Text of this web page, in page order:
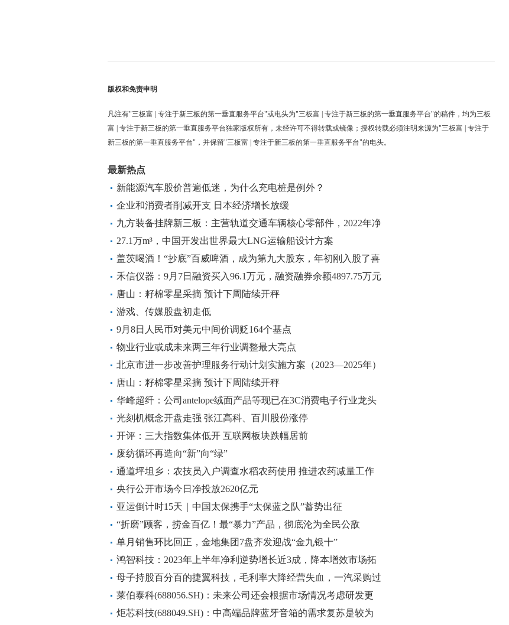
版权和免责申明
凡注有"三板富 | 专注于新三板的第一垂直服务平台"或电头为"三板富 | 专注于新三板的第一垂直服务平台"的稿件，均为三板
富 | 专注于新三板的第一垂直服务平台独家版权所有，未经许可不得转载或镜像；授权转载必须注明来源为"三板富 | 专注于
新三板的第一垂直服务平台"，并保留"三板富 | 专注于新三板的第一垂直服务平台"的电头。
最新热点
新能源汽车股价普遍低迷，为什么充电桩是例外？
企业和消费者削减开支 日本经济增长放缓
九方装备挂牌新三板：主营轨道交通车辆核心零部件，2022年净
利6754万元
27.1万m³，中国开发出世界最大LNG运输船设计方案
盖茨喝酒！“抄底”百威啤酒，成为第九大股东，年初刚入股了喜
力啤酒
禾信仪器：9月7日融资买入96.1万元，融资融券余额4897.75万元
唐山：籽棉零星采摘 预计下周陆续开秤
游戏、传媒股盘初走低
9月8日人民币对美元中间价调贬164个基点
物业行业或成未来两三年行业调整最大亮点
北京市进一步改善护理服务行动计划实施方案（2023—2025年）
唐山：籽棉零星采摘 预计下周陆续开秤
华峰超纤：公司antelope绒面产品等现已在3C消费电子行业龙头
客户得以应用
光刻机概念开盘走强 张江高科、百川股份涨停
开评：三大指数集体低开 互联网板块跌幅居前
废纺循环再造向“新”向“绿”
通道坪坦乡：农技员入户调查水稻农药使用 推进农药减量工作
央行公开市场今日净投放2620亿元
亚运倒计时15天｜中国太保携手“太保蓝之队”蓄势出征
“折磨”顾客，捞金百亿！最“暴力”产品，彻底沦为全民公敌
单月销售环比回正，金地集团7盘齐发迎战“金九银十”
鸿智科技：2023年上半年净利逆势增长近3成，降本增效市场拓
展收效显著
母子持股百分百的捷翼科技，毛利率大降经营失血，一汽采购过
半
莱伯泰科(688056.SH)：未来公司还会根据市场情况考虑研发更
多的分析测试仪器
炬芯科技(688049.SH)：中高端品牌蓝牙音箱的需求复苏是较为